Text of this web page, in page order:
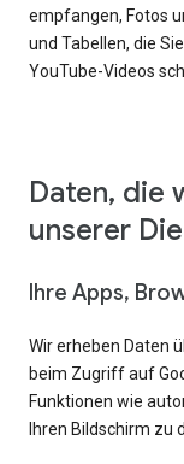
empfangen, Fotos
und Tabellen, die
YouTube-Videos
Daten, die
unserer
Ihre Apps,
Wir erheben Daten
beim Zugriff auf
Funktionen wie
Ihren Bildschirm zu